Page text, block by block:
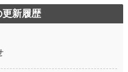
更新履歴